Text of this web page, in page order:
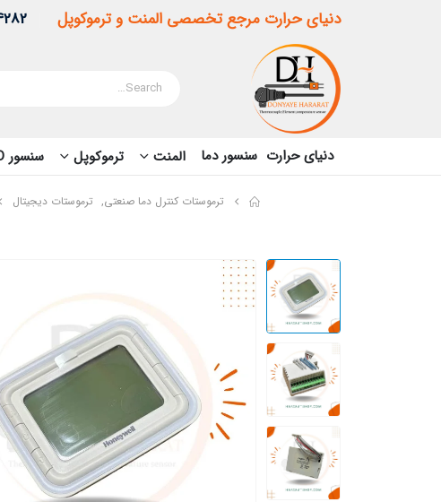
دنیای حرارت مرجع تخصصی المنت و ترموکوپل - 3399 - 021
دنیای حرارت سنسور دما المنت ترموکوپل سنسور RTD
ترموستات کنترل دما صنعتی, ترموستات دیجیتال